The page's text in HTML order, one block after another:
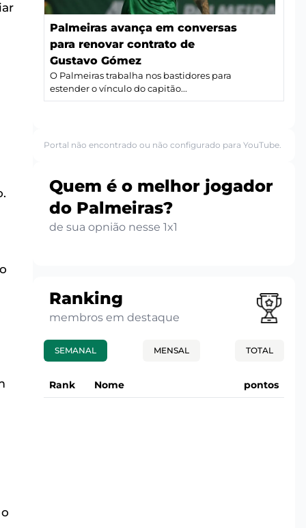
Palmeiras avança em conversas
para renovar contrato de
Gustavo Gómez
O Palmeiras trabalha nos bastidores para
estender o vínculo do capitão...
Portal não encontrado ou não configurado para YouTube.
Quem é o melhor jogador
do Palmeiras?
de sua opnião nesse 1x1
Ranking
membros em destaque
SEMANAL MENSAL TOTAL
Rank Nome pontos